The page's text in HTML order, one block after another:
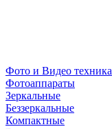
Фото и Видео техника
Фотоаппараты
Зеркальные
Беззеркальные
Компактные